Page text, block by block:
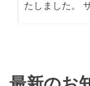
たしました。